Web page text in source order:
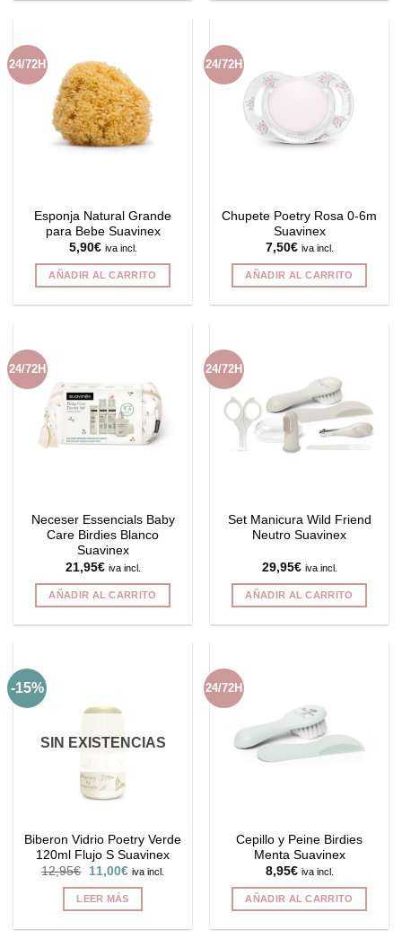
24/72H
Esponja Natural Grande
para Bebe Suavinex
5,90€ iva incl.
AÑADIR AL CARRITO
24/72H
Chupete Poetry Rosa 0-6m
Suavinex
7,50€ iva incl.
AÑADIR AL CARRITO
24/72H
Neceser Essencials Baby
Care Birdies Blanco
Suavinex
21,95€ iva incl.
AÑADIR AL CARRITO
24/72H
Set Manicura Wild Friend
Neutro Suavinex
29,95€ iva incl.
AÑADIR AL CARRITO
-15%
SIN EXISTENCIAS
Biberon Vidrio Poetry Verde
120ml Flujo S Suavinex
12,95€
El
original
era:
11,00€El
actual
es:
iva incl.
LEER MÁS
24/72H
Cepillo y Peine Birdies
Menta Suavinex
8,95€ iva incl.
AÑADIR AL CARRITO